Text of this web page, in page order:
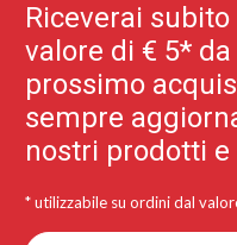
Riceverai
valore di € 5*
prossimo
sempre
nostri prodotti
* utilizzabile su ordini dal